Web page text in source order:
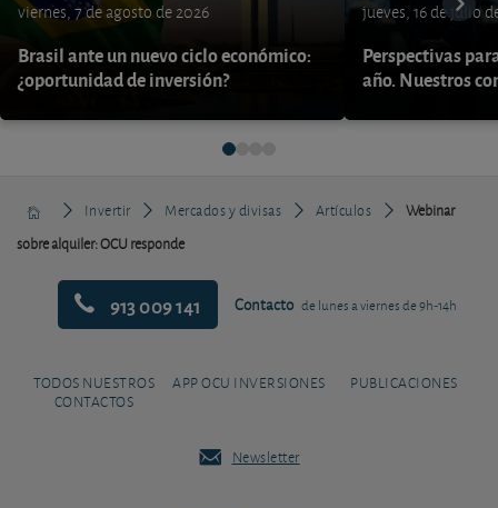
viernes, 7 de agosto de 2026
Brasil ante un nuevo ciclo económico:
¿oportunidad de inversión?
jueves, 16 de julio
Perspectivas
año. Nuestros
Invertir Mercados y divisas Artículos
Webinar
sobre alquiler: OCU responde
913 009 141 Contacto de lunes a viernes de 9h-14h
TODOS NUESTROS
CONTACTOS
APP OCU INVERSIONES PUBLICACIONES
Newsletter